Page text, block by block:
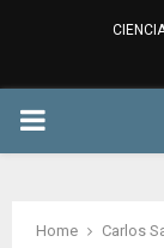
PRIMARY
Home Carlos